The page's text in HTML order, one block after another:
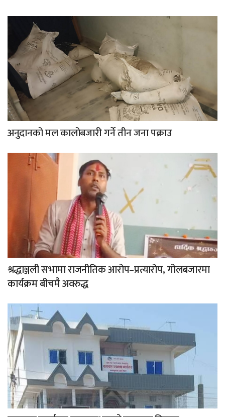
अनुदानको मल कालोबजारी गर्ने तीन जना पक्राउ
श्रद्धाञ्जली सभामा राजनीतिक आरोप–प्रत्यारोप, गोलबजारमा
कार्यक्रम बीचमै अवरुद्ध